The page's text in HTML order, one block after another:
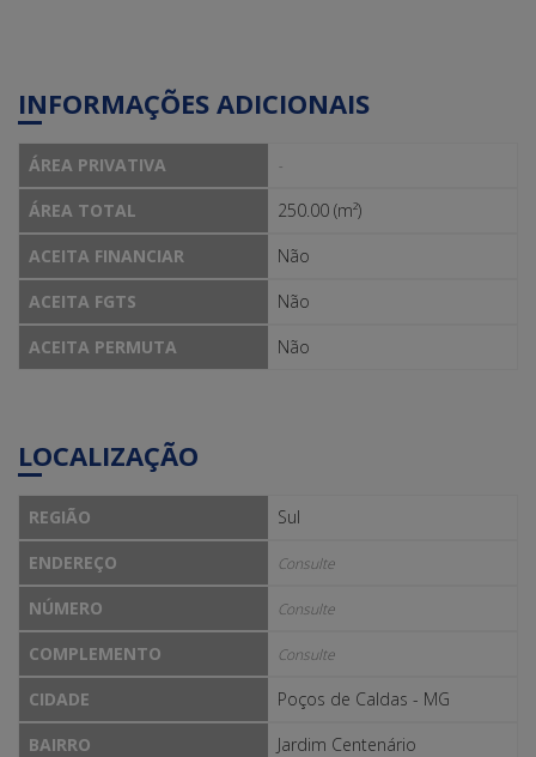
INFORMAÇÕES ADICIONAIS
ÁREA PRIVATIVA -
ÁREA TOTAL
250.00 (m²)
ACEITA FINANCIAR
Não
ACEITA FGTS
Não
ACEITA PERMUTA
Não
LOCALIZAÇÃO
REGIÃO
Sul
ENDEREÇO
Consulte
NÚMERO Consulte
COMPLEMENTO Consulte
CIDADE
Poços de Caldas - MG
BAIRRO
Jardim Centenário